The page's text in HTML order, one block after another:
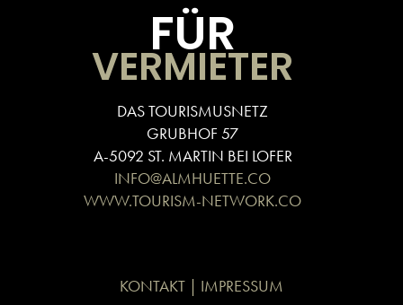
FÜR
VERMIETER
DAS TOURISMUSNETZ
GRUBHOF 57
A-5092 ST. MARTIN BEI LOFER
INFO@ALMHUETTE.CO
WWW.TOURISM-NETWORK.CO
KONTAKT | IMPRESSUM